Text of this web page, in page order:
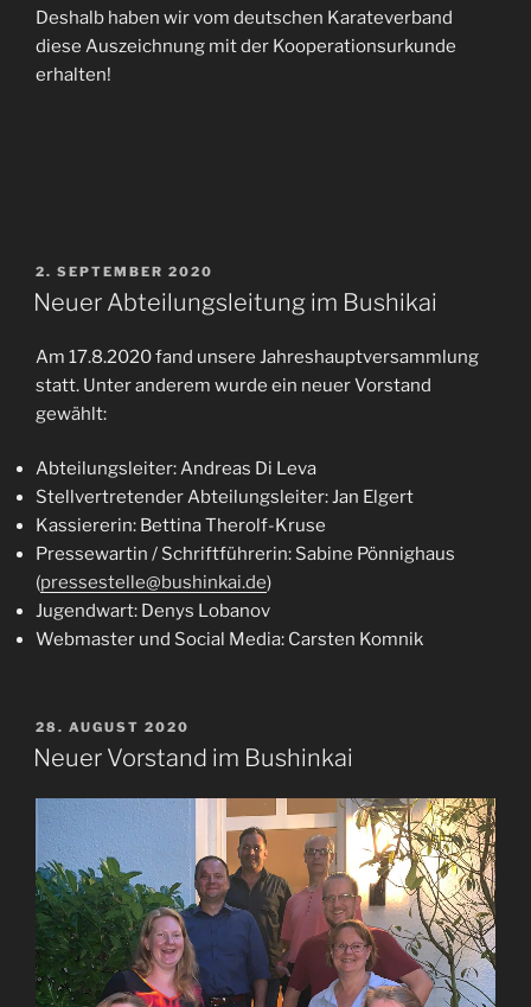
Deshalb haben wir vom deutschen Karateverband
diese Auszeichnung mit der Kooperationsurkunde
erhalten!
VERÖFFENTLICHT
AM
2. SEPTEMBER 2020
Neuer Abteilungsleitung im Bushikai
Am 17.8.2020 fand unsere Jahreshauptversammlung
statt. Unter anderem wurde ein neuer Vorstand
gewählt:
Abteilungsleiter: Andreas Di Leva
Stellvertretender Abteilungsleiter: Jan Elgert
Kassiererin: Bettina Therolf-Kruse
Pressewartin / Schriftführerin: Sabine Pönnighaus
(pressestelle@bushinkai.de)
Jugendwart: Denys Lobanov
Webmaster und Social Media: Carsten Komnik
VERÖFFENTLICHT
AM
28. AUGUST 2020
Neuer Vorstand im Bushinkai